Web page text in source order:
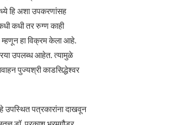
हि अशा उपकरणांसह
कधी तर रुग्ण काही
म्हणून हा विक्रम केला आहे.
उपलब्ध आहेत. त्यामुळे
पुज्यश्री काडसिद्धेश्वर
उपस्थित पत्रकारांना दाखवून